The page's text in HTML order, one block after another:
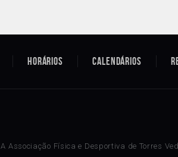
Horários Calendários
A Associação Física e Desportiva de Torres